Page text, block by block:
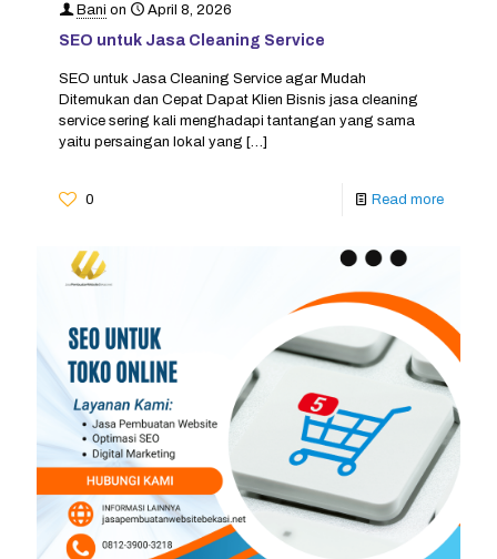
Bani on April 8, 2026
SEO untuk Jasa Cleaning Service
SEO untuk Jasa Cleaning Service agar Mudah
Ditemukan dan Cepat Dapat Klien Bisnis jasa cleaning
service sering kali menghadapi tantangan yang sama
yaitu persaingan lokal yang […]
0 Read more